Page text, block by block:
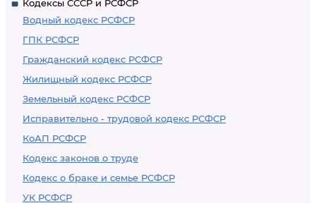
Кодексы СССР и РСФСР
Водный кодекс РСФСР
ГПК РСФСР
Гражданский кодекс РСФСР
Жилищный кодекс РСФСР
Земельный кодекс РСФСР
Исправительно - трудовой кодекс РСФСР
КоАП РСФСР
Кодекс законов о труде
Кодекс о браке и семье РСФСР
УК РСФСР